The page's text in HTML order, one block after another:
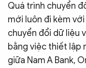
Quá trình chuyển
mới luôn đi kèm
chuyển đổi dữ liệu
bằng việc thiết lập
giữa Nam A Bank,